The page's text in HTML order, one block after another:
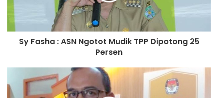
Bahkan, Kokom kemudian memberi bantuan sembako.
“Secara persuasif kita panggil keluarganya karena pelaku
ini kan baru di PHK juga. Jadi akhirnya ada kesepakatan
antara korban dan pelaku ini. Korban (Kokom) bahkan
ngasih sembako karena merasa iba melihat pelaku ini di
PHK, jadi enggak diperpanjang lagi kasusnya dan sudah
Sy Fasha : ASN Ngotot Mudik TPP Dipotong 25
Persen